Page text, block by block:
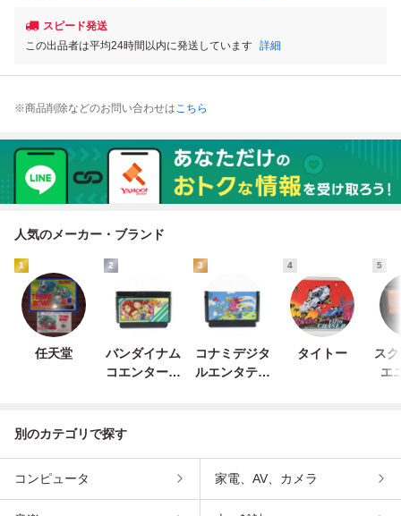
スピード発送
この出品者は平均24時間以内に発送しています 詳細
※商品削除などのお問い合わせはこちら
人気のメーカー・ブランド
1
任天堂
2
バンダイナム
コエンターテ
3
コナミデジタ
ルエンタテイ
4
タイトー
5
ス
エ
別のカテゴリで探す
コンピュータ 家電、AV、カメラ